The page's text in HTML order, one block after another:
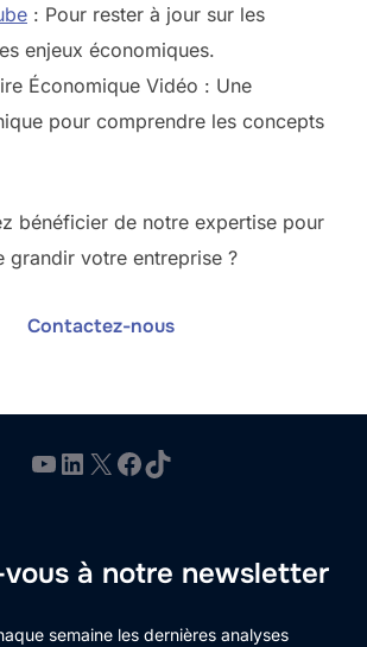
: Pour rester à jour sur les
enjeux économiques.
Économique Vidéo : Une
pour comprendre les concepts
bénéficier de notre expertise pour
grandir votre entreprise ?
Contactez-nous
YouTube
LinkedIn
X Facebook
TikTok
à notre newsletter
semaine les dernières analyses